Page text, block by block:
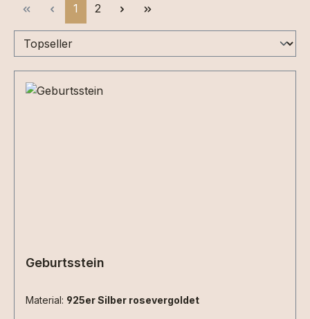
Seite
1 Seite
2
Geburtsstein
Material: 925er Silber rosevergoldet